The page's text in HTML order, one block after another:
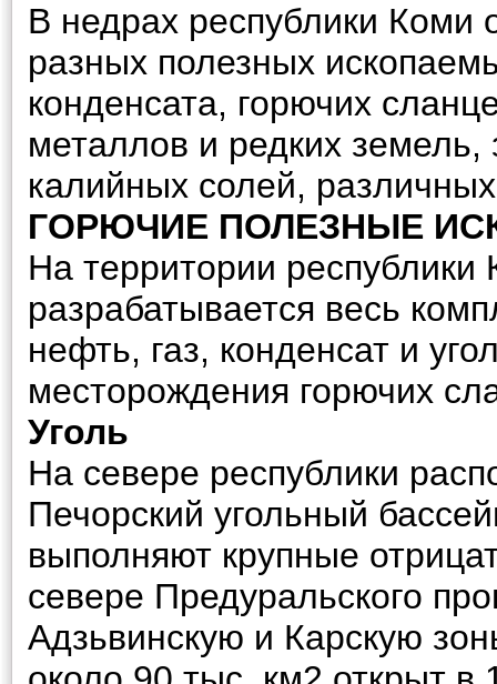
В недрах республики Коми
разных полезных
конденсата, горючих
металлов и редких
калийных солей,
ГОРЮЧИЕ ПОЛЕЗНЫЕ
На территории республики
разрабатывается весь
нефть, газ, конденсат и
месторождения горючих
Уголь
На севере республики
Печорский угольный
выполняют крупные
севере Предуральского
Адзьвинскую и Карскую